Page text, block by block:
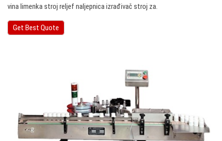
vina limenka stroj reljef naljepnica izrađivač stroj za.
Get Best Quote